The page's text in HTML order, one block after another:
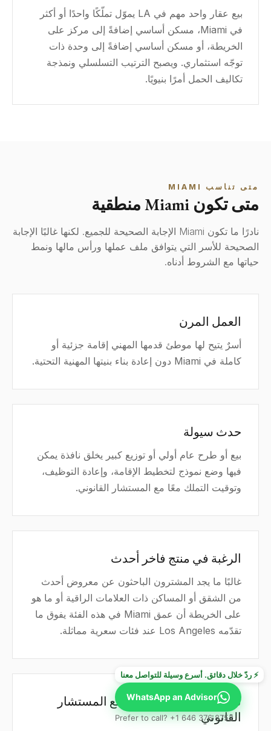
بيع عقار واحد مهم في LA يموّل تملّكًا واحدًا أو أكثر
في Miami، مسكن أساسي إضافةً إلى مركز على
الخريطة، أو مسكن أساسي إضافةً إلى وحدة ذات
توجّه استثماري. ويصبح الترتيب التسلسلي ونمذجة
تكاليف الحمل أمرًا بنيويًا.
متى تناسب MIAMI
متى تكون Miami منطقية
نادرًا ما تكون Miami الإجابة الصحيحة للجميع. لكنها غالبًا الإجابة
الصحيحة للأسر التي يتوافق ملف عملها ورأس مالها ونمط
حياتها مع الشروط أدناه.
العمل المرن
أسرٌ يتيح لها موطئ قدمها المهني إقامة جزئية أو
كاملة في Miami دون إعادة بناء بنيتها المهنية التحتية.
حدث سيولة
بيع أو طرح عام أولي أو توزيع كبير يخلق نافذة يمكن
فيها وضع نموذج لتخطيط الإقامة، وإعادة التوظيف،
وتوقيت التملك معًا مع المستشار القانوني.
الرغبة في منتج فاخر أحدث
غالبًا ما يجد المشترون الباحثون عن معروض أحدث
من الشقق أو المساكن ذات العلامات الراقية أو ما هو
على الخريطة أن عمق Miami في هذه الفئة يفوق ما
تقدّمه Los Angeles عند فئات سعرية مماثلة.
تخطيط الإقامة الضريبية مع المستشار
القانوني
⚡ ردّ خلال دقائق. أسرع وسيلة للتواصل معنا
WhatsApp an Advisor
Prefer to call? +1 646 376 8752